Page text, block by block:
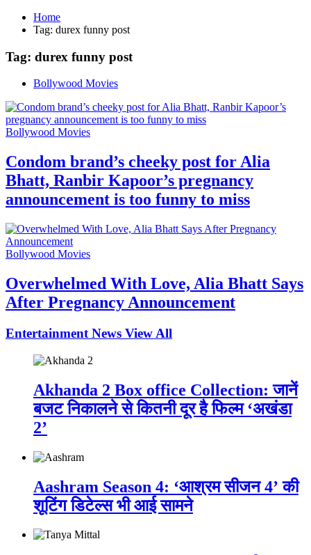
Home
Tag: durex funny post
Tag: durex funny post
Bollywood Movies
Bollywood Movies
Condom brand’s cheeky post for Alia
Bhatt, Ranbir Kapoor’s pregnancy
announcement is too funny to miss
Bollywood Movies
Overwhelmed With Love, Alia Bhatt Says
After Pregnancy Announcement
Entertainment News View All
Akhanda 2 Box office Collection: जानें
बजट निकालने से कितनी दूर है फिल्म ‘अखंडा
2’
Aashram Season 4: ‘आश्रम सीजन 4’ की
शूटिंग डिटेल्स भी आई सामने